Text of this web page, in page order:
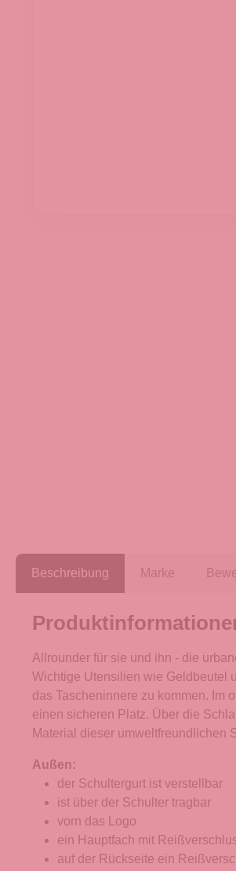
Beschreibung Marke
Allrounder für sie und ihn - die
Wichtige Utensilien wie Geldbeutel
das Tascheninnere zu kommen. Im
einen sicheren Platz. Über die
Material dieser umweltfreundlichen
Außen:
der Schultergurt ist verstellbar
ist über der Schulter tragbar
vorn das Logo
ein Hauptfach mit
auf der Rückseite ein